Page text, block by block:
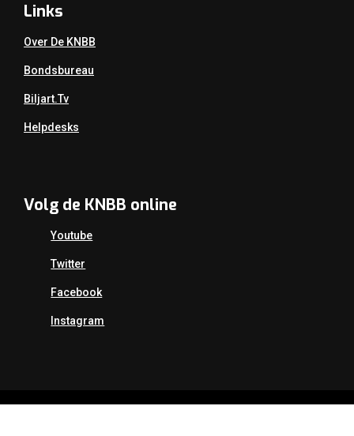
Links
Over De KNBB
Bondsbureau
Biljart.tv
Helpdesks
Volg de KNBB online
Youtube
Twitter
Facebook
Instagram